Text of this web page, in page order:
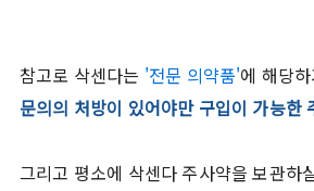
참고로 삭센다는 '전문 의약품'에 해당
문의의 처방이 있어야만 구입이 가능한
그리고 평소에 삭센다 주사약을 보관하